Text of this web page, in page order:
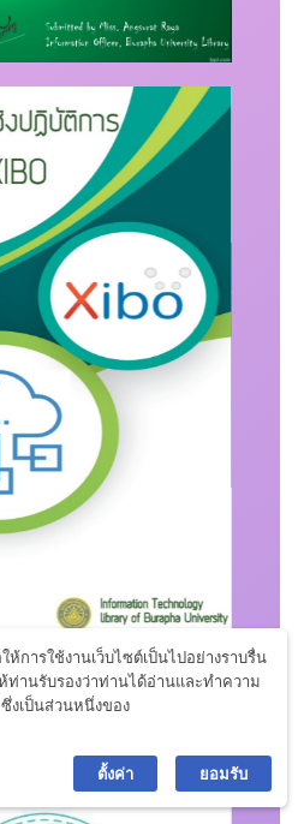
ห้การใช้งานเว็บไซต์เป็นไปอย่างราบรื่น
ท่านรับรองว่าท่านได้อ่านและทำความ
งเป็นส่วนหนึ่งของ
ตั้งค่า ยอมรับ